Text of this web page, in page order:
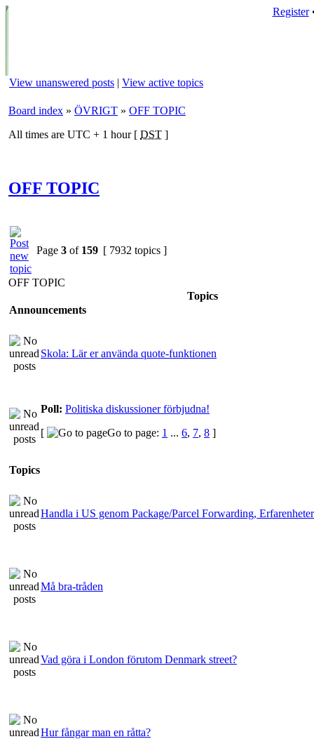
Register
View unanswered posts | View active topics
Board index » ÖVRIGT » OFF TOPIC
All times are UTC + 1 hour [ DST ]
OFF TOPIC
Page 3 of 159 [ 7932 topics ]
OFF TOPIC
Topics
Announcements
Skola: Lär er använda quote-funktionen
Poll: Politiska diskussioner förbjudna!
[
Go to page: 1 ... 6, 7, 8 ]
Topics
Handla i US genom Package/Parcel Forwarding,
Må bra-tråden
Vad göra i London förutom Denmark street?
Hur fångar man en råtta?